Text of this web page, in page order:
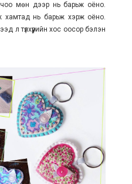
мөн дээр нь барьж оёно.
хамтад нь барьж хэрж оёно.
л түлхүүрийн хос оосор бэлэн